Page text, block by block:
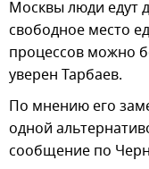
Москвы люди едут
свободное место
процессов можно
уверен Тарбаев.
По мнению его
одной
сообщение по